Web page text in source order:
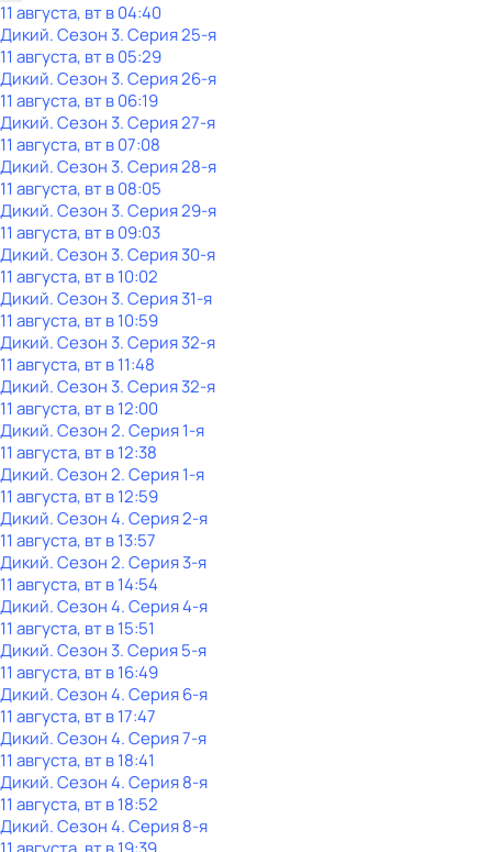
11 августа, вт в 04:40
Дикий. Сезон 3. Серия 25-я
11 августа, вт в 05:29
Дикий. Сезон 3. Серия 26-я
11 августа, вт в 06:19
Дикий. Сезон 3. Серия 27-я
11 августа, вт в 07:08
Дикий. Сезон 3. Серия 28-я
11 августа, вт в 08:05
Дикий. Сезон 3. Серия 29-я
11 августа, вт в 09:03
Дикий. Сезон 3. Серия 30-я
11 августа, вт в 10:02
Дикий. Сезон 3. Серия 31-я
11 августа, вт в 10:59
Дикий. Сезон 3. Серия 32-я
11 августа, вт в 11:48
Дикий. Сезон 3. Серия 32-я
11 августа, вт в 12:00
Дикий. Сезон 2. Серия 1-я
11 августа, вт в 12:38
Дикий. Сезон 2. Серия 1-я
11 августа, вт в 12:59
Дикий. Сезон 4. Серия 2-я
11 августа, вт в 13:57
Дикий. Сезон 2. Серия 3-я
11 августа, вт в 14:54
Дикий. Сезон 4. Серия 4-я
11 августа, вт в 15:51
Дикий. Сезон 3. Серия 5-я
11 августа, вт в 16:49
Дикий. Сезон 4. Серия 6-я
11 августа, вт в 17:47
Дикий. Сезон 4. Серия 7-я
11 августа, вт в 18:41
Дикий. Сезон 4. Серия 8-я
11 августа, вт в 18:52
Дикий. Сезон 4. Серия 8-я